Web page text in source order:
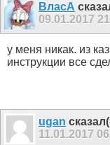
ВласА
09.01.2017
у меня никак. из
инструкции все
ugan
11.01.2017